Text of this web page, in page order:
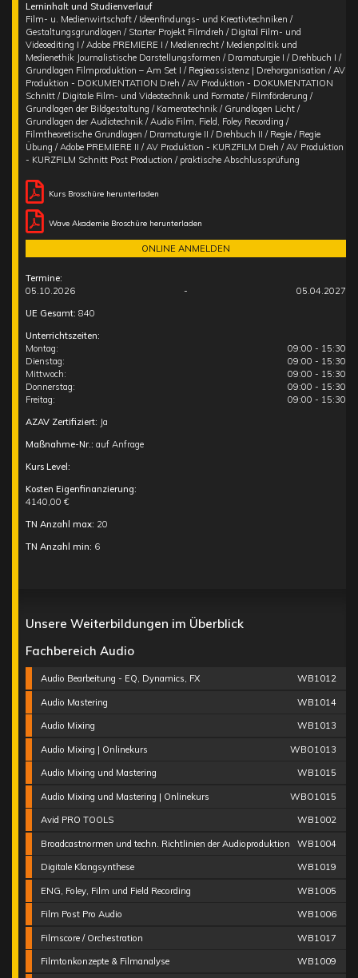
Lerninhalt und Studienverlauf
Film- u. Medienwirtschaft / Ideenfindungs- und Kreativtechniken /
Gestaltungsgrundlagen / Starter Projekt Filmdreh / Digital Film- und
Videoediting I / Adobe PREMIERE I / Medienrecht / Medienpolitik und
Medienethik Journalistische Darstellungsformen / Dramaturgie I / Drehbuch I /
Grundlagen Filmproduktion – Am Set I / Regieassistenz | Drehorganisation / AV
Produktion - DOKUMENTATION Dreh / AV Produktion - DOKUMENTATION
Schnitt / Digitale Film- und Videotechnik und Formate / Filmförderung /
Grundlagen der Bildgestaltung / Kameratechnik / Grundlagen Licht /
Grundlagen der Audiotechnik / Audio Film, Field, Foley Recording /
Filmtheoretische Grundlagen / Dramaturgie II / Drehbuch II / Regie / Regie
Übung / Adobe PREMIERE II / AV Produktion - KURZFILM Dreh / AV Produktion
- KURZFILM Schnitt Post Production / praktische Abschlussprüfung
Kurs Broschüre herunterladen
Wave Akademie Broschüre herunterladen
ONLINE ANMELDEN
Termine:
05.10.2026
-
05.04.2027
UE Gesamt: 840
Unterrichtszeiten:
Montag:
09:00 - 15:30
Dienstag:
09:00 - 15:30
Mittwoch:
09:00 - 15:30
Donnerstag:
09:00 - 15:30
Freitag:
09:00 - 15:30
AZAV Zertifiziert: Ja
Maßnahme-Nr.: auf Anfrage
Kurs Level:
Kosten Eigenfinanzierung:
4140,00 €
TN Anzahl max: 20
TN Anzahl min: 6
Unsere Weiterbildungen im Überblick
Fachbereich Audio
Audio Bearbeitung - EQ, Dynamics, FX WB1012
Audio Mastering WB1014
Audio Mixing WB1013
Audio Mixing | Onlinekurs WBO1013
Audio Mixing und Mastering WB1015
Audio Mixing und Mastering | Onlinekurs WBO1015
Avid PRO TOOLS WB1002
Broadcastnormen und techn. Richtlinien der Audioproduktion WB1004
Digitale Klangsynthese WB1019
ENG, Foley, Film und Field Recording WB1005
Film Post Pro Audio WB1006
Filmscore / Orchestration WB1017
Filmtonkonzepte & Filmanalyse WB1009